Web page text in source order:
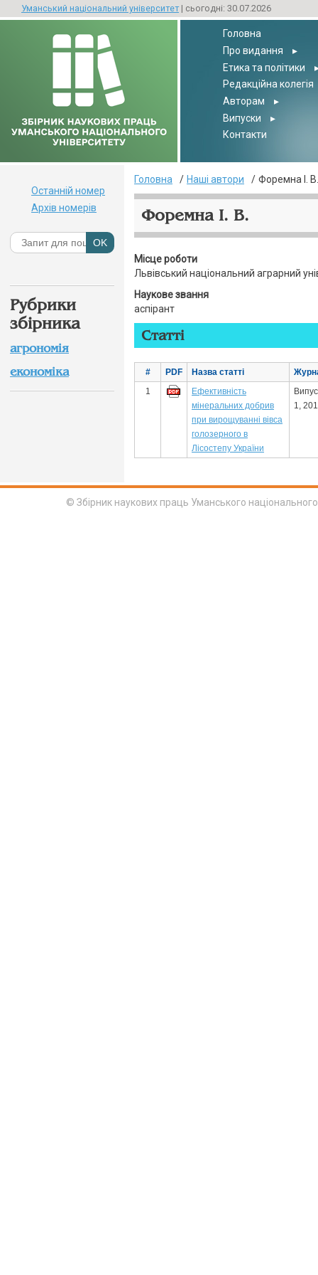
Уманський національний університет| сьогодні: 30.07.2026
Головна
Про видання
▸
Етика та політики
Редакційна колегія
Авторам
▸
Випуски
▸
Контакти
Головна Наші автори Форемна І. В.
Форемна І. В.
Місце роботи
Львівський національний аграрний
Наукове звання
аспірант
Статті
# PDF Назва статті
1
Ефективність
мінеральних добрив
при вирощуванні вівса
голозерного в
Лісостепу України
1,
Останній номер
Архів номерів
Рубрики
збірника
агрономія
економіка
© Збірник наукових праць Уманського